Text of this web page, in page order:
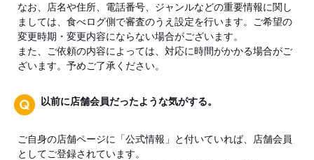
なお、店名や住所、電話番号、ジャンルなどの重要情報に関し
ましては、食べログ側で審査のうえ設定を行います。ご希望の
変更時期・変更内容にならない場合がございます。
また、ご依頼の内容によっては、対応に時間がかかる場合がご
ざいます。予めご了承ください。
以前に店舗会員だったような気がする。
ご自身の店舗ページに「公式情報」と付いていれば、店舗会員
としてご登録されています。